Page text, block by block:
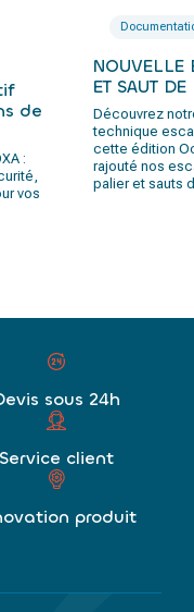
de
:
vos
NOUVELLE
ET SAUT
Découvrez
technique
cette édition
rajouté nos
palier et sauts
sous 24h
Service client
produit